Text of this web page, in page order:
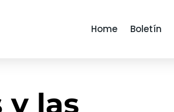
Home Boletín
y las